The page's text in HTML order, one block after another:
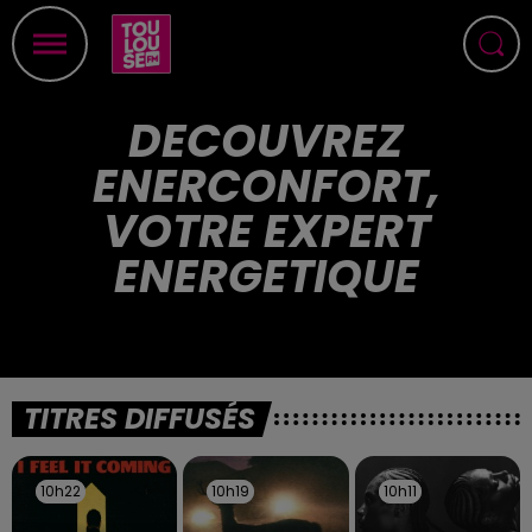
DECOUVREZ
ENERCONFORT,
VOTRE EXPERT
ENERGETIQUE
TITRES DIFFUSÉS
10h22
10h22 10h19
10h19 10h11
10h11